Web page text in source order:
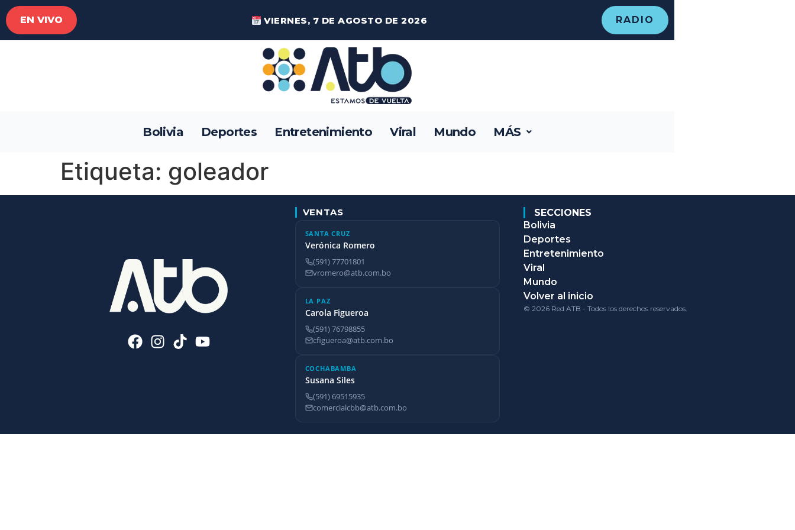
EN VIVO VIERNES, 7 DE AGOSTO DE 2026 RADIO
Bolivia Deportes Entretenimiento Viral Mundo MÁS
Etiqueta: goleador
VENTAS
SANTA CRUZ
Verónica Romero
(591) 77701801
vromero@atb.com.bo
LA PAZ
Carola Figueroa
(591) 76798855
cfigueroa@atb.com.bo
COCHABAMBA
Susana Siles
(591) 69515935
comercialcbb@atb.com.bo
SECCIONES
Bolivia
Deportes
Entretenimiento
Viral
Mundo
Volver al inicio
© 2026 Red ATB - Todos los derechos reservados.